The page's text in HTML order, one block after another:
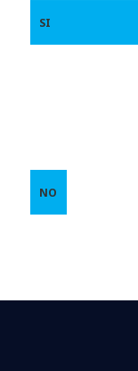
SI
NO